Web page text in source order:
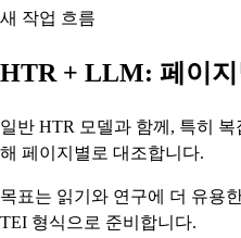
새 작업 흐름
HTR + LLM: 페이지
일반 HTR 모델과 함께, 특히
해 페이지별로 대조합니다.
목표는 읽기와 연구에 더 유용
TEI 형식으로 준비합니다.